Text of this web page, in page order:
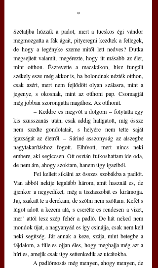
*
Szélaljba húzzák a padot, mert a lucskos égi vándor
megmozgatta a fák ágait, pityeregni kezdtek a fellegek,
de hogy a legényke szeme mitől lett nedves? Dutka
megsejtett valamit, megérezte, hogy itt másabb az élet,
mint otthon. Észrevette a macskákon, hisz fungált
székely esze még akkor is, ha bolondnak nézték otthon,
csak azért, mert nem fejlődött olyan szálasra, mint a
jegenye, s okosnak, mint az otthoni pap. Csomagját
még jobban szorongatta magához. Az otthonit.
	– Keddre es megvót a dolgom – folytatta egy
kis szusszanás után, csak addig hallgatott, míg össze
nem szedte gondolatait, s helyére nem tette saját
igazságát az életről. – Sáriné asszonyság az alszegbe
nagytakarításhoz fogott. Elhívott, mert nincs neki
embere, aki segiccsen. Ott osztán futkoshattam ide-oda,
de nem ám, ahogy szoktam, hanem úgy igaziból.
Van abból nekije legalább három, amit használ es, de
ijjenkor a negyediket, még a tisztaszobát es kirámojja.
Jaj, szakatt le a derekam, de szólni nem szóltam. Kefét s
lúgot adott a kezem alá, s cserélte es rendesen a vizet,
mer’ attól lesz szép fehér a padló. De hát neked nem
mondok újat, a nagyanyád es így csinájja, csak nem kell
neki segítség. Jár annak a keze, szája, mint betegbe a
fájdalom, a füle es ojjan éles, hogy meghajja még azt a
hírt es, amejik csak úgy settenkedik az utcátokba.